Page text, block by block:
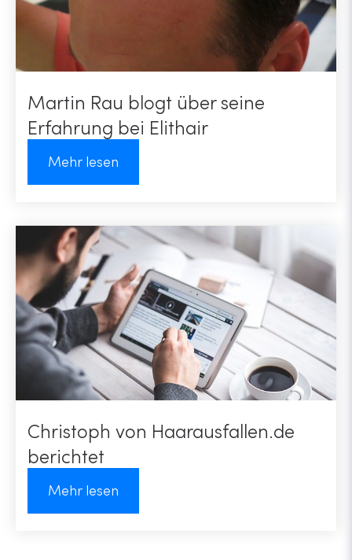
Martin Rau blogt über seine
Erfahrung bei Elithair
Mehr lesen
Christoph von Haarausfallen.de
berichtet
Mehr lesen